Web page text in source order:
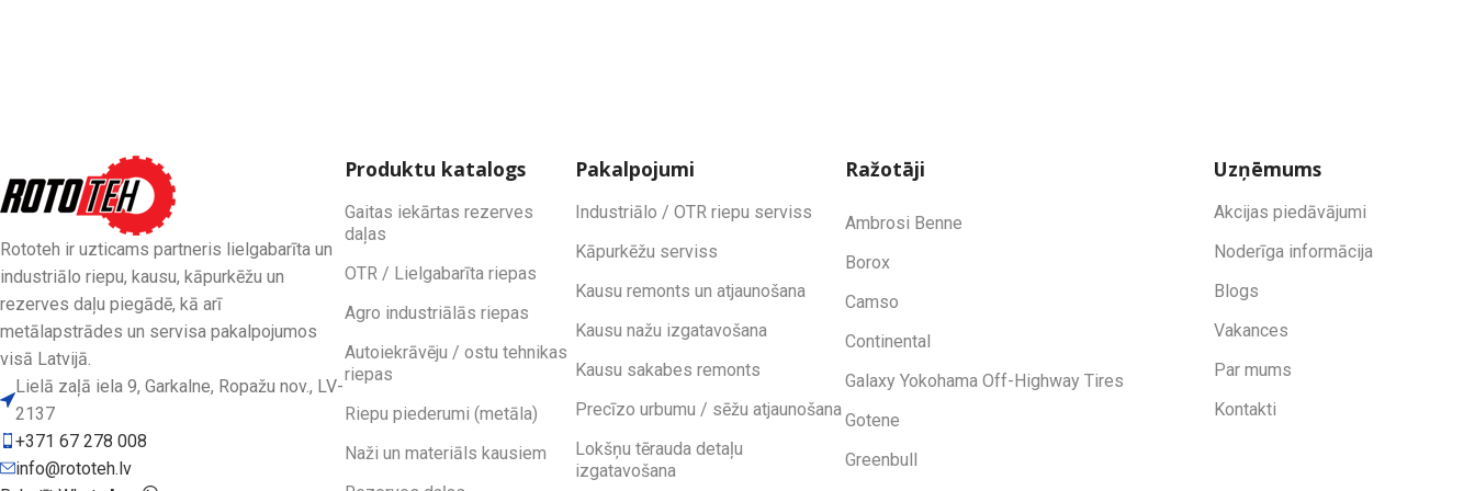
Rototeh ir uzticams partneris lielgabarīta un
industriālo riepu, kausu, kāpurkēžu un
rezerves daļu piegādē, kā arī
metālapstrādes un servisa pakalpojumos
visā Latvijā.
Lielā zaļā iela 9, Garkalne, Ropažu nov., LV-
2137
+371 67 278 008
info@rototeh.lv
Produktu katalogs
Gaitas iekārtas rezerves
daļas
OTR / Lielgabarīta riepas
Agro industriālās riepas
Autoiekrāvēju / ostu tehnikas
riepas
Riepu piederumi (metāla)
Naži un materiāls kausiem
Pakalpojumi
Industriālo / OTR riepu serviss
Kāpurkēžu serviss
Kausu remonts un atjaunošana
Kausu nažu izgatavošana
Kausu sakabes remonts
Precīzo urbumu / sēžu atjaunošana
Lokšņu tērauda detaļu
izgatavošana
Ražotāji
Ambrosi Benne
Borox
Camso
Continental
Galaxy Yokohama Off-Highway Tires
Gotene
Greenbull
Uzņēmums
Akcijas piedāvājumi
Noderīga informācija
Blogs
Vakances
Par mums
Kontakti